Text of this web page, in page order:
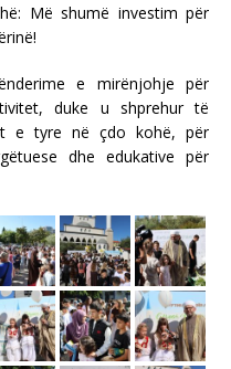
Më shumë investim për
e mirënjohje për
duke u shprehur të
e tyre në çdo kohë, për
dhe edukative për